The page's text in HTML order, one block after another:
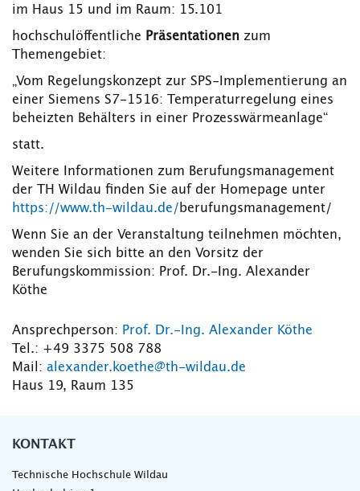
im Haus 15 und im Raum: 15.101
hochschulöffentliche Präsentationen zum
Themengebiet:
„Vom Regelungskonzept zur SPS-Implementierung an
einer Siemens S7-1516: Temperaturregelung eines
beheizten Behälters in einer Prozesswärmeanlage“
statt.
Weitere Informationen zum Berufungsmanagement
der TH Wildau finden Sie auf der Homepage unter
https://www.th-wildau.de/ berufungsmanagement/
Wenn Sie an der Veranstaltung teilnehmen möchten,
wenden Sie sich bitte an den Vorsitz der
Berufungskommission: Prof. Dr.-Ing. Alexander
Köthe
Ansprechperson: Prof. Dr.-Ing. Alexander Köthe
Tel.: +49 3375 508 788
Mail: alexander.koethe@th-wildau.de
Haus 19, Raum 135
KONTAKT
Technische Hochschule Wildau